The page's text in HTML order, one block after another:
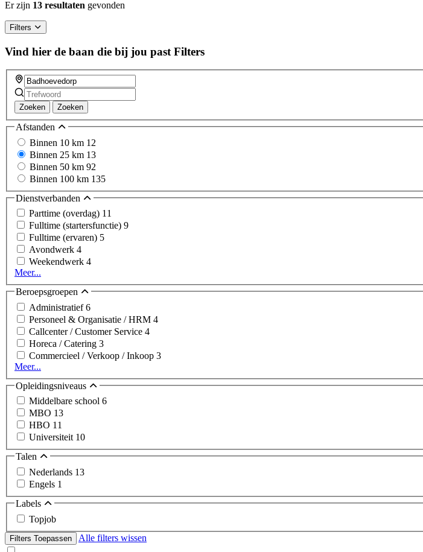
Er zijn 13 resultaten gevonden
Filters
Vind hier de baan die bij jou past Filters
Zoeken Zoeken
Afstanden
Binnen 10 km 12
Binnen 25 km 13
Binnen 50 km 92
Binnen 100 km 135
Dienstverbanden
Parttime (overdag) 11
Fulltime (startersfunctie) 9
Fulltime (ervaren) 5
Avondwerk 4
Weekendwerk 4
Meer...
Beroepsgroepen
Administratief6
Personeel & Organisatie / HRM 4
Callcenter / Customer Service 4
Horeca / Catering 3
Commercieel / Verkoop / Inkoop 3
Meer...
Opleidingsniveaus
Middelbare school 6
MBO 13
HBO 11
Universiteit 10
Talen
Nederlands 13
Engels 1
Labels
Topjob
Filters Toepassen Alle filters wissen